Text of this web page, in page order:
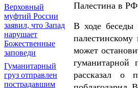
Верховный
муфтий России
заявил, что Запад
нарушает
Божественные
заповеди
Гуманитарный
груз отправлен
пострадавшим
Палестина в
В ходе беседы
может
гуманитарной
рассказал о